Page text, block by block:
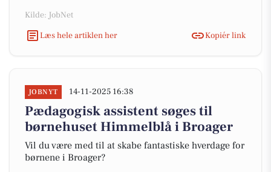
Kilde: JobNet
Læs hele artiklen her
Kopiér link
JOBNYT 14-11-2025 16:38
Pædagogisk assistent søges til
børnehuset Himmelblå i Broager
Vil du være med til at skabe fantastiske hverdage for
børnene i Broager?